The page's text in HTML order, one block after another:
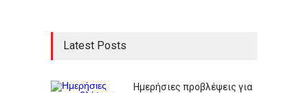
Latest Posts
Ημερήσιες προβλέψεις για